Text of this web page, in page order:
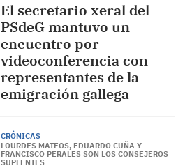
El secretario xeral del
PSdeG mantuvo un
encuentro por
videoconferencia con
representantes de la
emigración gallega
CRÓNICAS
LOURDES MATEOS, EDUARDO CUÑA Y
FRANCISCO PERALES SON LOS CONSEJEROS
SUPLENTES